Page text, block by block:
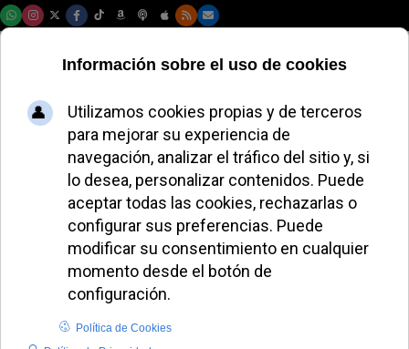
La Guardia Suiza
Pontificia nombra a
Claude Frei como
nuevo jefe de
prensa